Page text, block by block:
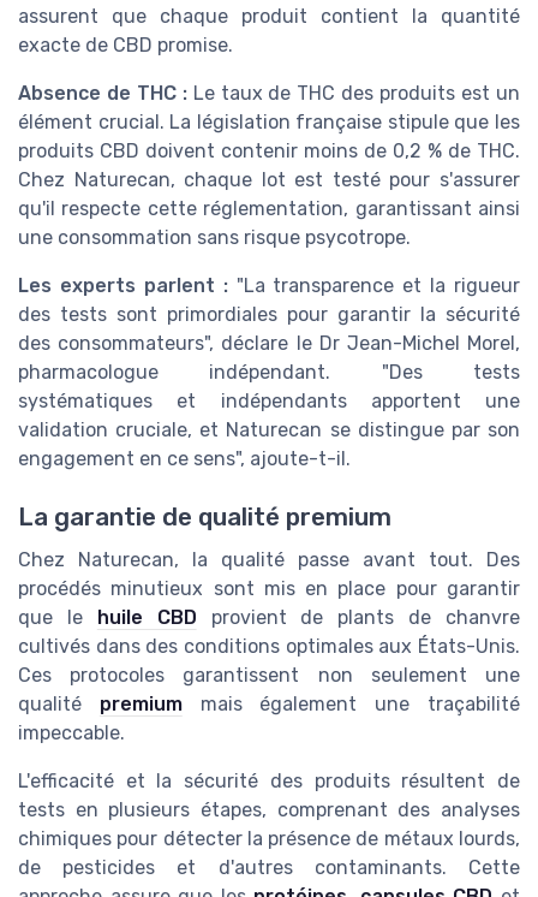
assurent que chaque produit contient la quantité
exacte de CBD promise.
Absence de THC :Le taux de THC des produits est un
élément crucial. La législation française stipule que les
produits CBD doivent contenir moins de 0,2 % de THC.
Chez Naturecan, chaque lot est testé pour s'assurer
qu'il respecte cette réglementation, garantissant ainsi
une consommation sans risque psycotrope.
Les experts parlent :"La transparence et la rigueur
des tests sont primordiales pour garantir la sécurité
des consommateurs", déclare le Dr Jean-Michel Morel,
pharmacologue indépendant. "Des tests
systématiques et indépendants apportent une
validation cruciale, et Naturecan se distingue par son
engagement en ce sens", ajoute-t-il.
La garantie de qualité premium
Chez Naturecan, la qualité passe avant tout. Des
procédés minutieux sont mis en place pour garantir
que le huile CBD provient de plants de chanvre
cultivés dans des conditions optimales aux États-Unis.
Ces protocoles garantissent non seulement une
qualité premiummais également une traçabilité
impeccable.
L'efficacité et la sécurité des produits résultent de
tests en plusieurs étapes, comprenant des analyses
chimiques pour détecter la présence de métaux lourds,
de pesticides et d'autres contaminants. Cette